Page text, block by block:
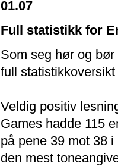
01.07
Full statistikk for
Som seg hør og
full
Veldig positiv
Games hadde 115
på pene 39 mot 38
den mest